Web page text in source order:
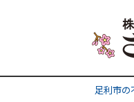
足利市の